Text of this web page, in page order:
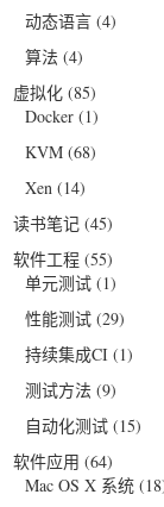
动态语言 (4)
算法 (4)
虚拟化 (85)
Docker (1)
KVM (68)
Xen (14)
读书笔记 (45)
软件工程 (55)
单元测试 (1)
性能测试 (29)
持续集成CI (1)
测试方法 (9)
自动化测试 (15)
软件应用 (64)
Mac OS X 系统